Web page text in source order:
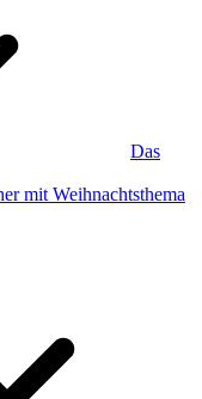
Das
mit Weihnachtsthema